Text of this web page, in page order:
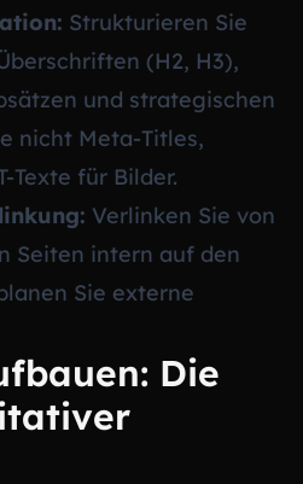
Strukturieren Sie
(H2, H3),
und strategischen
nicht Meta-Titles,
Texte für Bilder.
Verlinken Sie von
Seiten intern auf den
Sie externe
Die